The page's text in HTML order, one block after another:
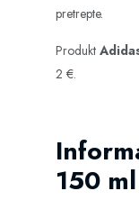
pretrepte.
Produkt
2 €.
150 ml